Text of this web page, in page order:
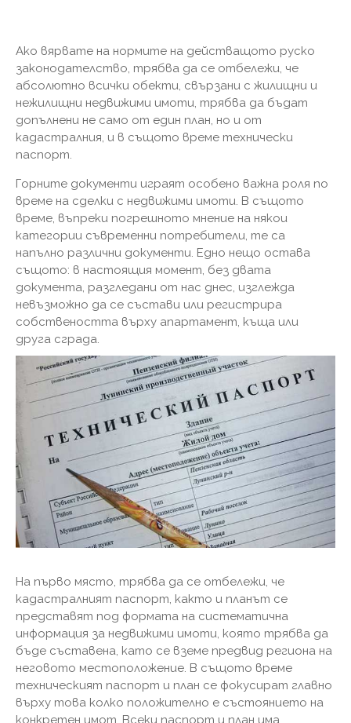
Ако вярвате на нормите на действащото руско
законодателство, трябва да се отбележи, че
абсолютно всички обекти, свързани с жилищни и
нежилищни недвижими имоти, трябва да бъдат
допълнени не само от един план, но и от
кадастралния, и в същото време технически
паспорт.
Горните документи играят особено важна роля по
време на сделки с недвижими имоти. В същото
време, въпреки погрешното мнение на някои
категории съвременни потребители, те са
напълно различни документи. Едно нещо остава
същото: в настоящия момент, без двата
документа, разгледани от нас днес, изглежда
невъзможно да се състави или регистрира
собствеността върху апартамент, къща или
друга сграда.
На първо място, трябва да се отбележи, че
кадастралният паспорт, както и планът се
представят под формата на систематична
информация за недвижими имоти, която трябва да
бъде съставена, като се вземе предвид региона на
неговото местоположение. В същото време
техническият паспорт и план се фокусират главно
върху това колко положително е състоянието на
конкретен имот. Всеки паспорт и план има